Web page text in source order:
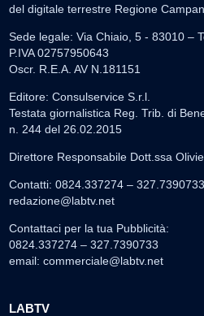
del digitale terrestre Regione
Sede legale: Via Chiaio, 5 - 83010 –
P.IVA 02757950643
Oscr. R.E.A. AV N.181151
Editore: Consulservice S.r.l.
Testata giornalistica Reg. Trib. di
n. 244 del 26.02.2015
Direttore Responsabile Dott.ssa
Contatti: 0824.337274 – 327.7390733
redazione@labtv.net
Contattaci per la tua Pubblicità:
0824.337274 – 327.7390733
email: commerciale@labtv.net
LABTV